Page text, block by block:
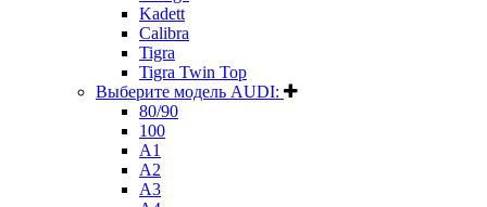
Kadett
Calibra
Tigra
Tigra Twin Top
Выберите модель AUDI:
80/90
100
A1
A2
A3